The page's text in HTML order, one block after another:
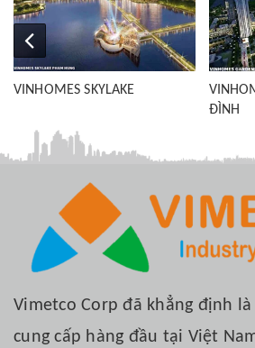
VINHOMES SKYLAKE
ĐÌNH
Vimetco Corp đã khẳng định
cung cấp hàng đầu tại Việt